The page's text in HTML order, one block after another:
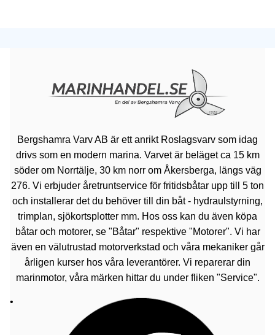
Bergshamra Varv AB är ett anrikt Roslagsvarv som idag
drivs som en modern marina. Varvet är beläget ca 15 km
söder om Norrtälje, 30 km norr om Åkersberga, längs väg
276. Vi erbjuder åretruntservice för fritidsbåtar upp till 5 ton
och installerar det du behöver till din båt - hydraulstyrning,
trimplan, sjökortsplotter mm. Hos oss kan du även köpa
båtar och motorer, se "Båtar" respektive "Motorer". Vi har
även en välutrustad motorverkstad och våra mekaniker går
årligen kurser hos våra leverantörer. Vi reparerar din
marinmotor, våra märken hittar du under fliken "Service".